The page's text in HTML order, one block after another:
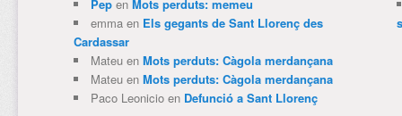
Pepen Mots perduts: memeu
emmaen Els gegants de Sant Llorenç des
Cardassar
Mateuen Mots perduts: Càgola merdançana
Mateuen Mots perduts: Càgola merdançana
Paco Leonicioen Defunció a Sant Llorenç